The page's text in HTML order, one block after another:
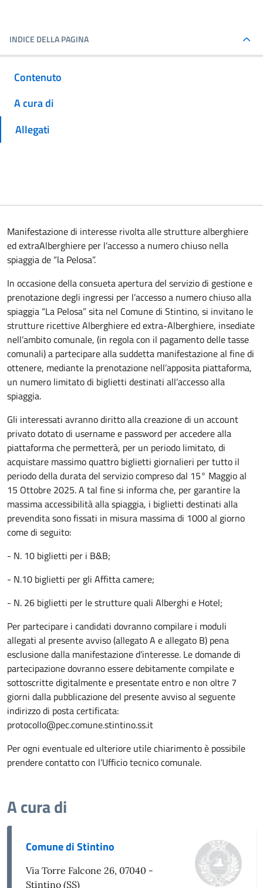
INDICE DELLA PAGINA
Contenuto
A cura di
Allegati
Manifestazione di interesse rivolta alle strutture alberghiere
ed extraAlberghiere per l’accesso a numero chiuso nella
spiaggia de “la Pelosa”.
In occasione della consueta apertura del servizio di gestione e
prenotazione degli ingressi per l’accesso a numero chiuso alla
spiaggia “La Pelosa” sita nel Comune di Stintino, si invitano le
strutture ricettive Alberghiere ed extra-Alberghiere, insediate
nell’ambito comunale, (in regola con il pagamento delle tasse
comunali) a partecipare alla suddetta manifestazione al fine di
ottenere, mediante la prenotazione nell’apposita piattaforma,
un numero limitato di biglietti destinati all’accesso alla
spiaggia.
Gli interessati avranno diritto alla creazione di un account
privato dotato di username e password per accedere alla
piattaforma che permetterà, per un periodo limitato, di
acquistare massimo quattro biglietti giornalieri per tutto il
periodo della durata del servizio compreso dal 15° Maggio al
15 Ottobre 2025. A tal fine si informa che, per garantire la
massima accessibilità alla spiaggia, i biglietti destinati alla
prevendita sono fissati in misura massima di 1000 al giorno
come di seguito:
- N. 10 biglietti per i B&B;
- N.10 biglietti per gli Affitta camere;
- N. 26 biglietti per le strutture quali Alberghi e Hotel;
Per partecipare i candidati dovranno compilare i moduli
allegati al presente avviso (allegato A e allegato B) pena
esclusione dalla manifestazione d’interesse. Le domande di
partecipazione dovranno essere debitamente compilate e
sottoscritte digitalmente e presentate entro e non oltre 7
giorni dalla pubblicazione del presente avviso al seguente
indirizzo di posta certificata:
protocollo@pec.comune.stintino.ss.it
Per ogni eventuale ed ulteriore utile chiarimento è possibile
prendere contatto con l’Ufficio tecnico comunale.
A cura di
Comune di Stintino
Via Torre Falcone 26, 07040 -
Stintino (SS)